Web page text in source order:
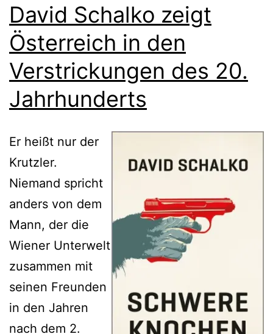
David Schalko zeigt
Österreich in den
Verstrickungen des 20.
Jahrhunderts
Er heißt nur der
Krutzler.
Niemand spricht
anders von dem
Mann, der die
Wiener Unterwelt
zusammen mit
seinen Freunden
in den Jahren
nach dem 2.